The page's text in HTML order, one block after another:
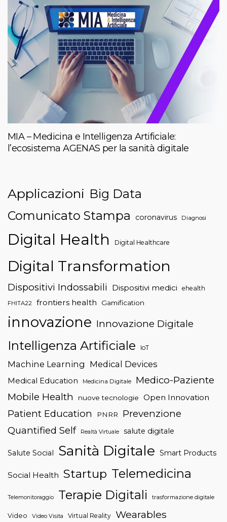
MIA – Medicina e Intelligenza Artificiale:
l’ecosistema AGENAS per la sanità digitale
Applicazioni Big Data
Comunicato Stampa
coronavirus Diagnosi
Digital Health Digital Healthcare
Digital Transformation
Dispositivi Indossabili Dispositivi medici ehealth
FHITA22 frontiers health Gamification
innovazione Innovazione Digitale
Intelligenza Artificiale IoT
Machine Learning Medical Devices
Medical Education Medicina Digitale
Medico-Paziente
Mobile Health
nuove tecnologie Open Innovation
Patient Education PNRR
Prevenzione
Quantified Self
Realtà Virtuale salute digitale
Salute Social Sanità Digitale Smart Products
Social Health Startup Telemedicina
Telemonitoraggio Terapie Digitali trasformazione digitale
Video Video Visita Virtual Reality Wearables